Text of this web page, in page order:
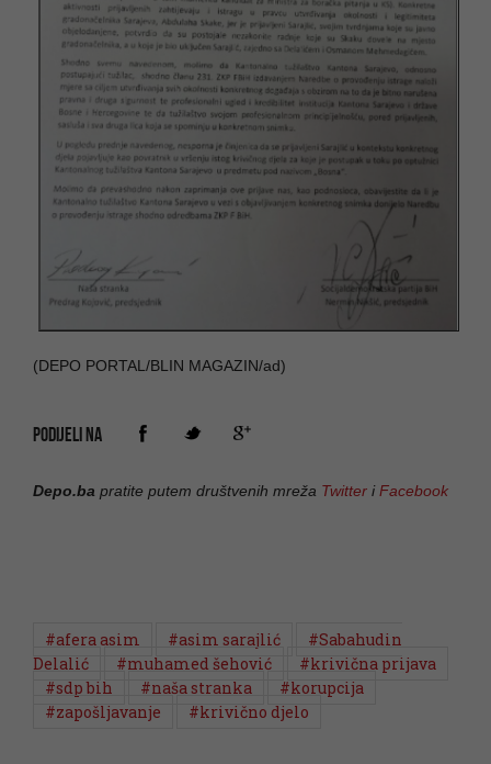
(DEPO PORTAL/BLIN MAGAZIN/ad)
PODIJELI NA
Depo.ba pratite putem društvenih mreža Twitter iFacebook
#afera asim #asim sarajlić
#Sabahudin
Delalić
#muhamed šehović
#krivična prijava
#sdp bih
#naša stranka
#korupcija
#zapošljavanje
#krivično djelo